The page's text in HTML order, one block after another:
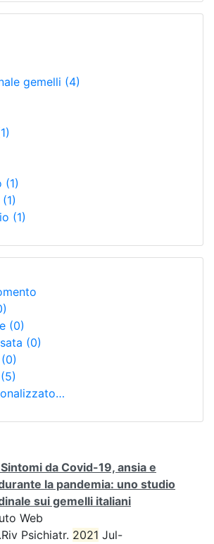
gemelli (4)
(1)
(1)
(1)
(0)
(0)
(0)
(5)
da Covid-19, ansia e
la pandemia: uno studio
sui gemelli italiani
Web
Psichiatr. 2021 Jul-